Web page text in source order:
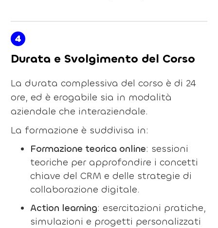
4
Durata e Svolgimento del Corso
La durata complessiva del corso è di 24
ore, ed è erogabile sia in modalità
aziendale che interaziendale.
La formazione è suddivisa in:
Formazione teorica online: sessioni
teoriche per approfondire i concetti
chiave del CRM e delle strategie di
collaborazione digitale.
Action learning: esercitazioni pratiche,
simulazioni e progetti personalizzati